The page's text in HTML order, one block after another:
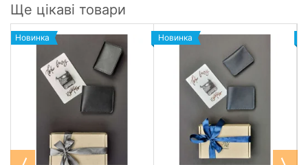
Ще цікаві товари
Новинка Новинка